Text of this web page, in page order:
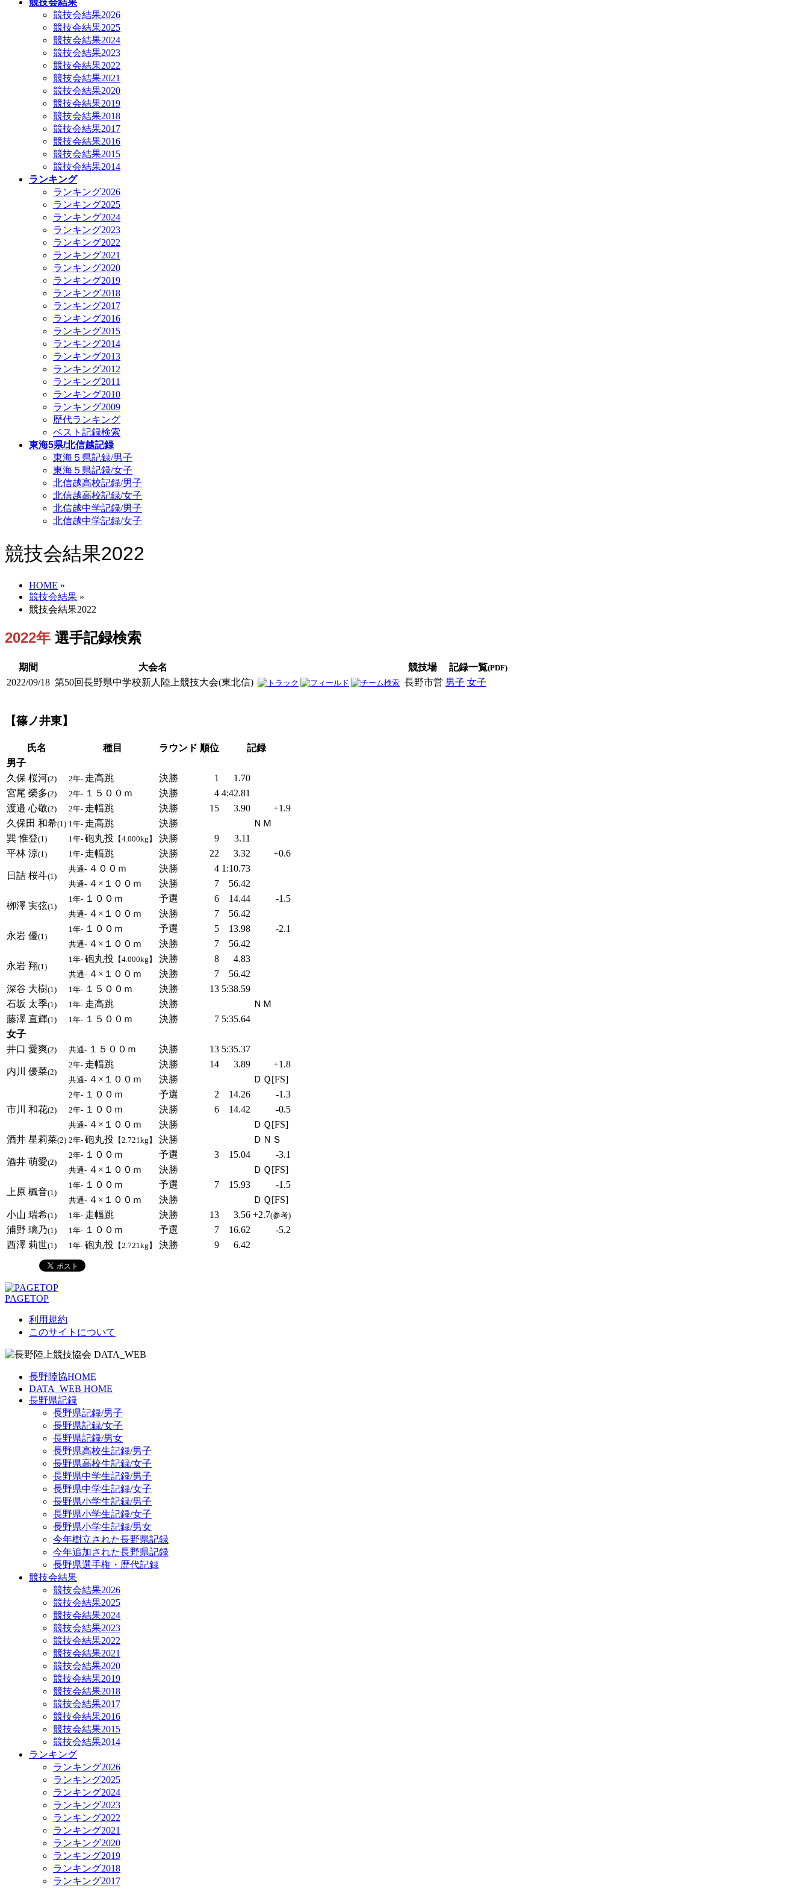
競技会結果
競技会結果2026
競技会結果2025
競技会結果2024
競技会結果2023
競技会結果2022
競技会結果2021
競技会結果2020
競技会結果2019
競技会結果2018
競技会結果2017
競技会結果2016
競技会結果2015
競技会結果2014
ランキング
ランキング2026
ランキング2025
ランキング2024
ランキング2023
ランキング2022
ランキング2021
ランキング2020
ランキング2019
ランキング2018
ランキング2017
ランキング2016
ランキング2015
ランキング2014
ランキング2013
ランキング2012
ランキング2011
ランキング2010
ランキング2009
歴代ランキング
ベスト記録検索
東海5県/北信越記録
東海５県記録/男子
東海５県記録/女子
北信越高校記録/男子
北信越高校記録/女子
北信越中学記録/男子
北信越中学記録/女子
競技会結果2022
HOME »
競技会結果 »
競技会結果2022
2022年 選手記録検索
期間 大会名 競技場 記録一覧(PDF)
2022/09/18 第50回長野県中学校新人陸上競技大会(東北信) 長野市営 男子 女子
【篠ノ井東】
氏名 種目 ラウンド 順位
記録
男子
久保 桜河(2) 2年- 走高跳 決勝 1
1.70
宮尾 榮多(2) 2年- １５００ｍ 決勝 4 4:42.81
渡邉 心敬(2) 2年- 走幅跳 決勝 15 3.90
+1.9
久保田 和希(1) 1年- 走高跳 決勝
ＮＭ
巽 惟登(1) 1年- 砲丸投 【4.000kg】 決勝 9
3.11
平林 涼(1) 1年- 走幅跳 決勝 22 3.32 +0.6
日詰 桜斗(1)
共通- ４００ｍ 決勝 4 1:10.73
共通- ４×１００ｍ 決勝 7 56.42
栁澤 実弦(1)
1年- １００ｍ 予選 6 14.44 -1.5
共通- ４×１００ｍ 決勝 7 56.42
永岩 優(1)
1年- １００ｍ 予選 5 13.98 -2.1
共通- ４×１００ｍ 決勝 7 56.42
永岩 翔(1)
1年- 砲丸投 【4.000kg】 決勝 8 4.83
共通- ４×１００ｍ 決勝 7
56.42
深谷 大樹(1) 1年- １５００ｍ 決勝 13 5:38.59
石坂 太季(1) 1年- 走高跳 決勝
ＮＭ
藤澤 直輝(1) 1年- １５００ｍ 決勝 7 5:35.64
女子
井口 愛爽(2) 共通- １５００ｍ 決勝 13 5:35.37
内川 優菜(2)
2年- 走幅跳 決勝 14 3.89 +1.8
共通- ４×１００ｍ 決勝 ＤＱ[FS]
市川 和花(2)
2年- １００ｍ 予選 2 14.26 -1.3
2年- １００ｍ 決勝 6 14.42 -0.5
共通- ４×１００ｍ 決勝
ＤＱ[FS]
酒井 星莉菜(2) 2年- 砲丸投 【2.721kg】 決勝 ＤＮＳ
酒井 萌愛(2)
2年- １００ｍ 予選 3 15.04 -3.1
共通- ４×１００ｍ 決勝 ＤＱ[FS]
上原 楓音(1)
1年- １００ｍ 予選 7 15.93 -1.5
共通- ４×１００ｍ 決勝
ＤＱ[FS]
小山 瑞希(1) 1年- 走幅跳 決勝 13 3.56 +2.7(参考)
浦野 璃乃(1) 1年- １００ｍ 予選 7 16.62
-5.2
西澤 莉世(1) 1年- 砲丸投 【2.721kg】 決勝 9 6.42
PAGETOP
利用規約
このサイトについて
長野陸協HOME
DATA_WEB HOME
長野県記録
長野県記録/男子
長野県記録/女子
長野県記録/男女
長野県高校生記録/男子
長野県高校生記録/女子
長野県中学生記録/男子
長野県中学生記録/女子
長野県小学生記録/男子
長野県小学生記録/女子
長野県小学生記録/男女
今年樹立された長野県記録
今年追加された長野県記録
長野県選手権・歴代記録
競技会結果
競技会結果2026
競技会結果2025
競技会結果2024
競技会結果2023
競技会結果2022
競技会結果2021
競技会結果2020
競技会結果2019
競技会結果2018
競技会結果2017
競技会結果2016
競技会結果2015
競技会結果2014
ランキング
ランキング2026
ランキング2025
ランキング2024
ランキング2023
ランキング2022
ランキング2021
ランキング2020
ランキング2019
ランキング2018
ランキング2017